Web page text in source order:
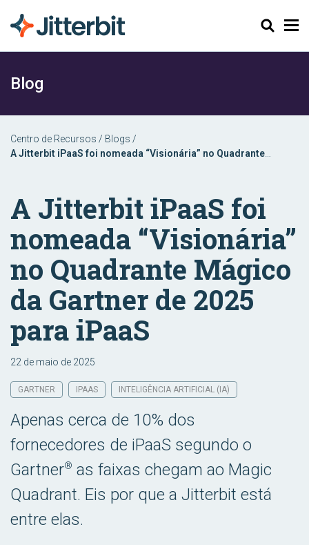
Pesquisar
Blog
Centro de Recursos / Blogs /
A Jitterbit iPaaS foi nomeada “Visionária” no Quadrante
A Jitterbit iPaaS foi
nomeada “Visionária”
no Quadrante Mágico
da Gartner de 2025
para iPaaS
22 de maio de 2025
GARTNER IPAAS INTELIGÊNCIA ARTIFICIAL (IA)
Apenas cerca de 10% dos
fornecedores de iPaaS segundo o
Gartner® as faixas chegam ao Magic
Quadrant. Eis por que a Jitterbit está
entre elas.